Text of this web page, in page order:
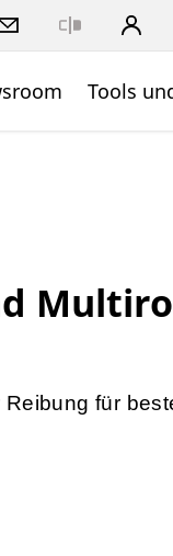
Tools
für